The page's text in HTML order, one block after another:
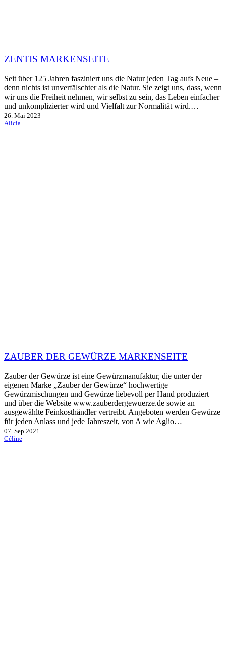
ZENTIS MARKENSEITE
Seit über 125 Jahren fasziniert uns die Natur jeden Tag aufs Neue –
denn nichts ist unverfälschter als die Natur. Sie zeigt uns, dass, wenn
wir uns die Freiheit nehmen, wir selbst zu sein, das Leben einfacher
und unkomplizierter wird und Vielfalt zur Normalität wird.…
26. Mai 2023
Alicia
ZAUBER DER GEWÜRZE MARKENSEITE
Zauber der Gewürze ist eine Gewürzmanufaktur, die unter der
eigenen Marke „Zauber der Gewürze“ hochwertige
Gewürzmischungen und Gewürze liebevoll per Hand produziert
und über die Website www.zauberdergewuerze.de sowie an
ausgewählte Feinkosthändler vertreibt. Angeboten werden Gewürze
für jeden Anlass und jede Jahreszeit, von A wie Aglio…
07. Sep 2021
Céline